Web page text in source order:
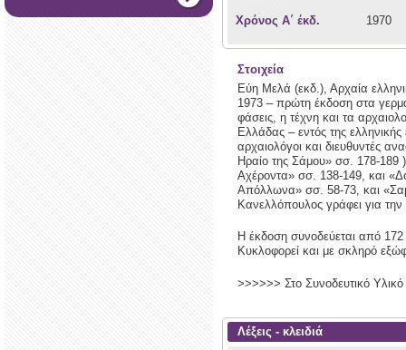
Χρόνος Α΄ έκδ. 1970
Στοιχεία
Εύη Μελά (εκδ.), Αρχαία
1973 – πρώτη έκδοση στα
φάσεις, η τέχνη και τα
Ελλάδας – εντός της
αρχαιολόγοι και διευθυντές
Ηραίο της Σάμου» σσ. 178-189
Αχέροντα» σσ. 138-149, και
Απόλλωνα» σσ. 58-73, και
Κανελλόπουλος γράφει για
Η έκδοση συνοδεύεται από
Κυκλοφορεί και με σκληρό
>>>>>> Στο Συνοδευτικό
Λέξεις - κλειδιά